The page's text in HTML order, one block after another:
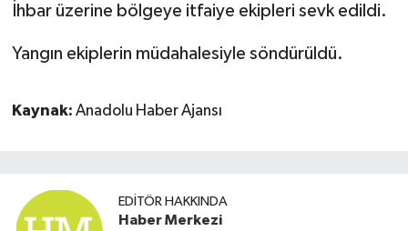
İhbar üzerine bölgeye itfaiye ekipleri sevk edildi.
Yangın ekiplerin müdahalesiyle söndürüldü.
Kaynak: Anadolu Haber Ajansı
EDITÖR HAKKINDA
Haber Merkezi